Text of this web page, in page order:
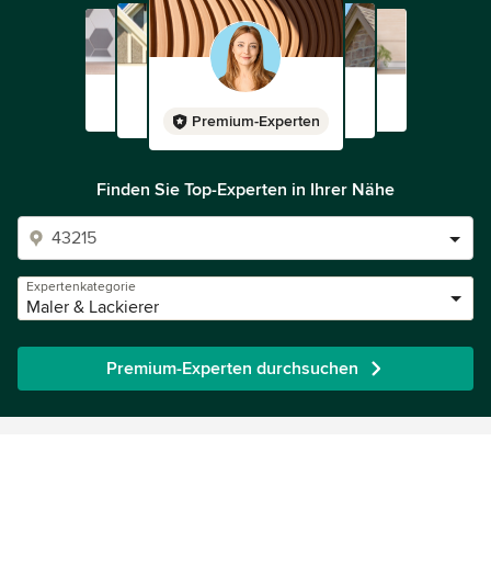
Premium-Experten
Finden Sie Top-Experten in Ihrer Nähe
Expertenkategorie
Maler & Lackierer
Premium-Experten durchsuchen